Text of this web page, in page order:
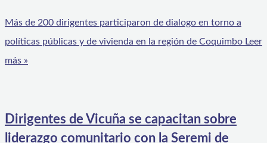
Más de 200 dirigentes participaron de dialogo en torno a
políticas públicas y de vivienda en la región de Coquimbo Leer
más »
Dirigentes de Vicuña se capacitan sobre
liderazgo comunitario con la Seremi de